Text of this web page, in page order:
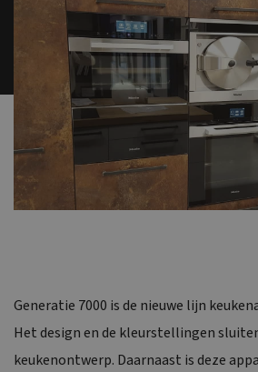
Generatie 7000 is de nieuwe lijn
Het design en de kleurstellingen
keukenontwerp. Daarnaast is deze